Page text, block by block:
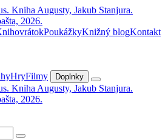
PoukážkyKnižný blogKontakt
HryFilmy Doplnky